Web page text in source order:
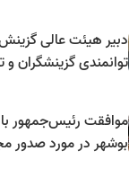
دبیر هیئت عالی
توانمندی گزینشگران و
موافقت رئیس‌جمهور
بوشهر در مورد صدور